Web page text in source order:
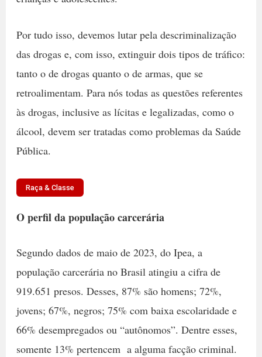
Por tudo isso, devemos lutar pela descriminalização
das drogas e, com isso, extinguir dois tipos de tráfico:
tanto o de drogas quanto o de armas, que se
retroalimentam. Para nós todas as questões referentes
às drogas, inclusive as lícitas e legalizadas, como o
álcool, devem ser tratadas como problemas da Saúde
Pública.
Raça & Classe
O perfil da população carcerária
Segundo dados de maio de 2023, do Ipea, a
população carcerária no Brasil atingiu a cifra de
919.651 presos. Desses, 87% são homens; 72%,
jovens; 67%, negros; 75% com baixa escolaridade e
66% desempregados ou “autônomos”. Dentre esses,
somente 13% pertencem a alguma facção criminal.